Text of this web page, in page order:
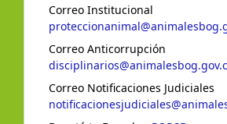
Correo Institucional
Correo Anticorrupción
Correo Notificaciones Judiciales